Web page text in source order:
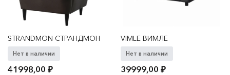
STRANDMON СТРАНДМОН
Нет в наличии
41998,00₽
VIMLE ВИМЛЕ
Нет в наличии
39999,00₽